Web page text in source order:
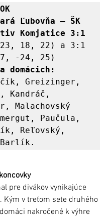
Ľubovňa – ŠK
Komjatice 3:1
18, 22) a 3:1
domácich:
Greizinger,
Kandráč,
Malachovský
Paučula,
Reľovský,
Barlík.
pre divákov vynikajúce
Kým v treťom sete druhého
nakročené k výhre